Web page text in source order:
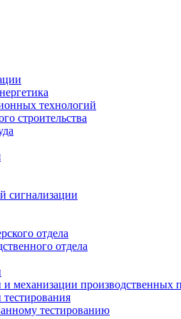
технологий
строительства
сигнализации
отдела
отдела
механизации производственных
тестированию